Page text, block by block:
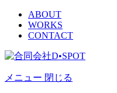
ABOUT
WORKS
CONTACT
メニュー 閉じる